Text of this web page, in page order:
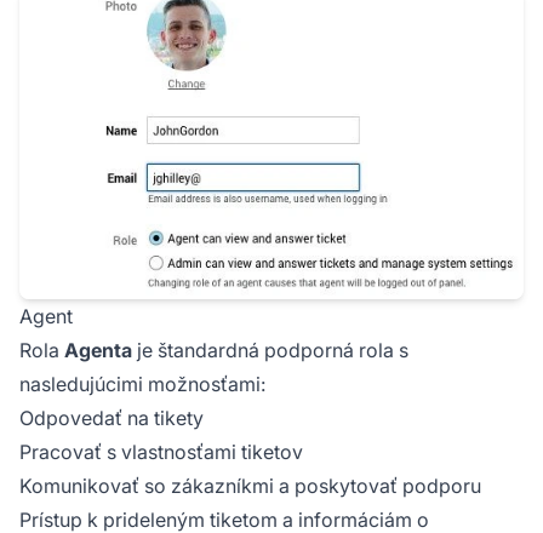
Agent
Rola Agenta je štandardná podporná rola s
nasledujúcimi možnosťami:
Odpovedať na tikety
Pracovať s vlastnosťami tiketov
Komunikovať so zákazníkmi a poskytovať podporu
Prístup k prideleným tiketom a informáciám o